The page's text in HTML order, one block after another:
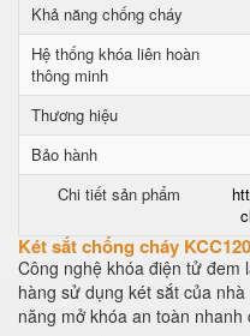
Khả năng chống cháy
Hệ thống khóa liên hoàn
thông minh
Thương hiệu
Bảo hành
Chi tiết sản phẩm
Két sắt chống cháy
Công nghệ khóa điện tử đem
hàng sử dụng két sắt của
năng mở khóa an toàn nhanh